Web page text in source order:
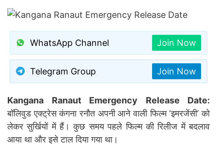
WhatsApp Channel Join Now
Telegram Group Join Now
Kangana Ranaut Emergency Release Date:
बॉलिवुड एक्ट्रेस कंगना रनौत अपनी आने वाली फिल्म ‘इमरजेंसी’ को
लेकर सुर्खियों में हैं। कुछ समय पहले फिल्म की रिलीज में बदलाव
आया था और इसे टाल दिया गया था।